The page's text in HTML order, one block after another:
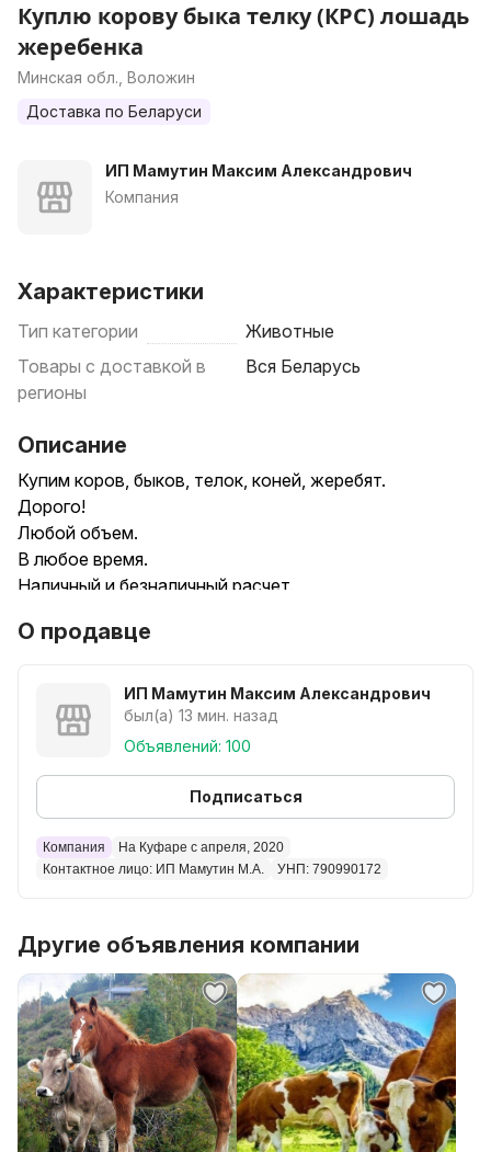
Куплю корову быка телку (КРС) лошадь
жеребенка
Минская обл., Воложин
Доставка по Беларуси
ИП Мамутин Максим Александрович
Компания
Характеристики
Тип категории
Животные
Товары с доставкой в
регионы
Вся Беларусь
Описание
Купим коров, быков, телок, коней, жеребят.
Дорого!
Любой объем.
В любое время.
Наличный и безналичный расчет.
О продавце
ИП Мамутин Максим Александрович
был(а) 13 мин. назад
Объявлений: 100
Подписаться
Компания
На Куфаре с апреля, 2020
Контактное лицо: ИП Мамутин М.А.
УНП: 790990172
Другие объявления компании